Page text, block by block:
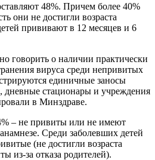
48%. Причем более 40%
они не достигли возраста
прививают в 12 месяцев и 6
говорить о наличии практически
вируса среди непривитых
единичные заносы
стационары и учреждения
в Минздраве.
– не привиты или не имеют
Среди заболевших детей
(не достигли возраста
из-за отказа родителей).